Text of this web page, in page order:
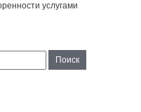
услугами